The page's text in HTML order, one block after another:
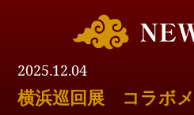
2025.12.04
横浜巡回展 コラボメ